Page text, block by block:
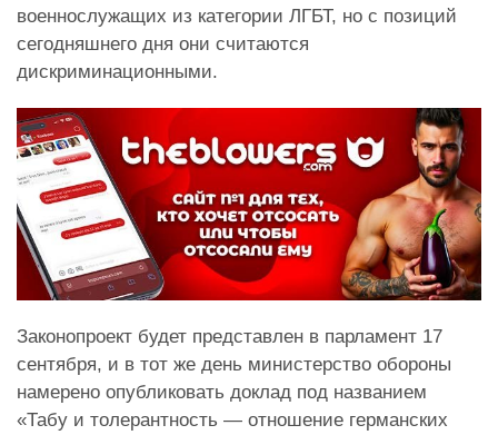
военнослужащих из категории ЛГБТ, но с позиций
сегодняшнего дня они считаются
дискриминационными.
Законопроект будет представлен в парламент 17
сентября, и в тот же день министерство обороны
намерено опубликовать доклад под названием
«Табу и толерантность — отношение германских